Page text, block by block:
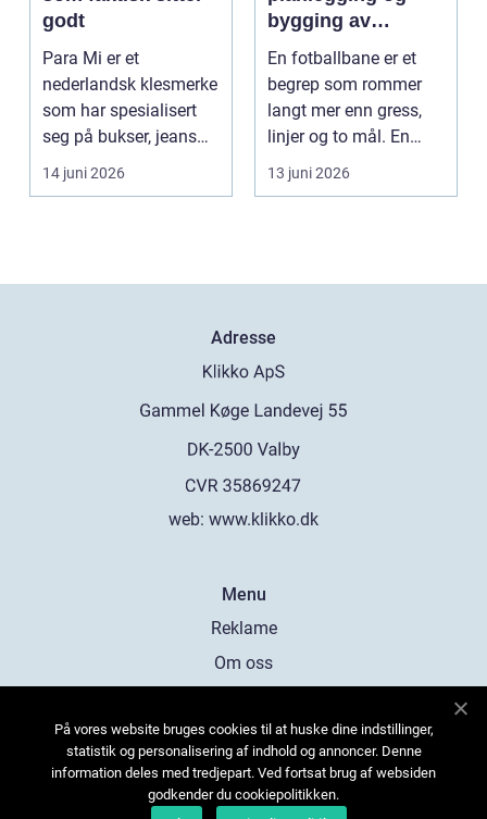
godt
Para Mi er et
nederlandsk klesmerke
som har spesialisert
seg på bukser, jeans
og skjørt...
14 juni 2026
bygging av
fotballbane
En fotballbane er et
begrep som rommer
langt mer enn gress,
linjer og to mål. En
moderne bane ...
13 juni 2026
Adresse
web: www.klikko.dk
Menu
Reklame
Om oss
Kontakt Oss
Sitemap
På vores website bruges cookies til at huske dine indstillinger,
statistik og personalisering af indhold og annoncer. Denne
information deles med tredjepart. Ved fortsat brug af websiden
godkender du cookiepolitikken.